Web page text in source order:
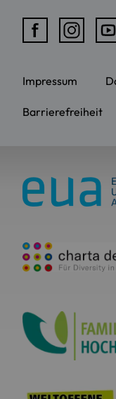
Impressum
Barrierefreiheit